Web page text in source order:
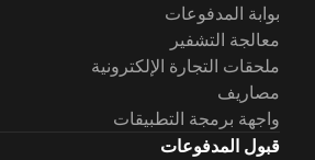
بوابة المدفوعات
معالجة التشفير
ملحقات التجارة الإلكترونية
مصاريف
واجهة برمجة التطبيقات
قبول المدفوعات